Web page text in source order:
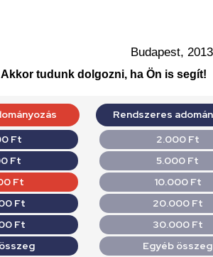
Budapest,
Akkor tudunk dolgozni, ha Ön is segít!